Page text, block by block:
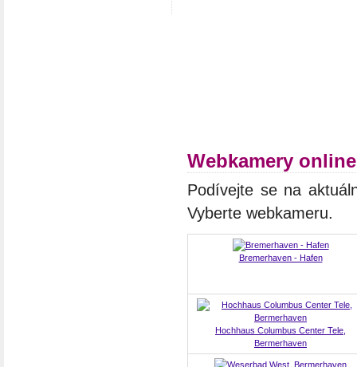
Webkamery
Podívejte se na
Vyberte webkameru.
Bremerhaven - Hafen
Hochhaus Columbus Center Tele,
Bermerhaven